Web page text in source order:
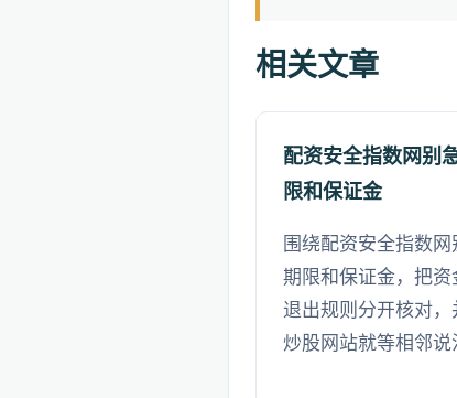
相关文章
配资安全指数网别
限和保证金
围绕配资安全指数网
期限和保证金，把
退出规则分开核对
炒股网站就等相邻说